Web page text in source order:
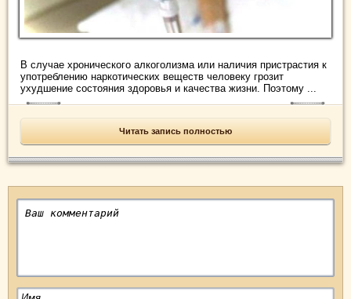
В случае хронического алкоголизма или наличия пристрастия к
употреблению наркотических веществ человеку грозит
ухудшение состояния здоровья и качества жизни. Поэтому ...
Читать запись полностью